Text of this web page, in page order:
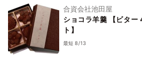
合資会社池田屋
ショコラ羊羹 【ビター
ト】
最短 8/13